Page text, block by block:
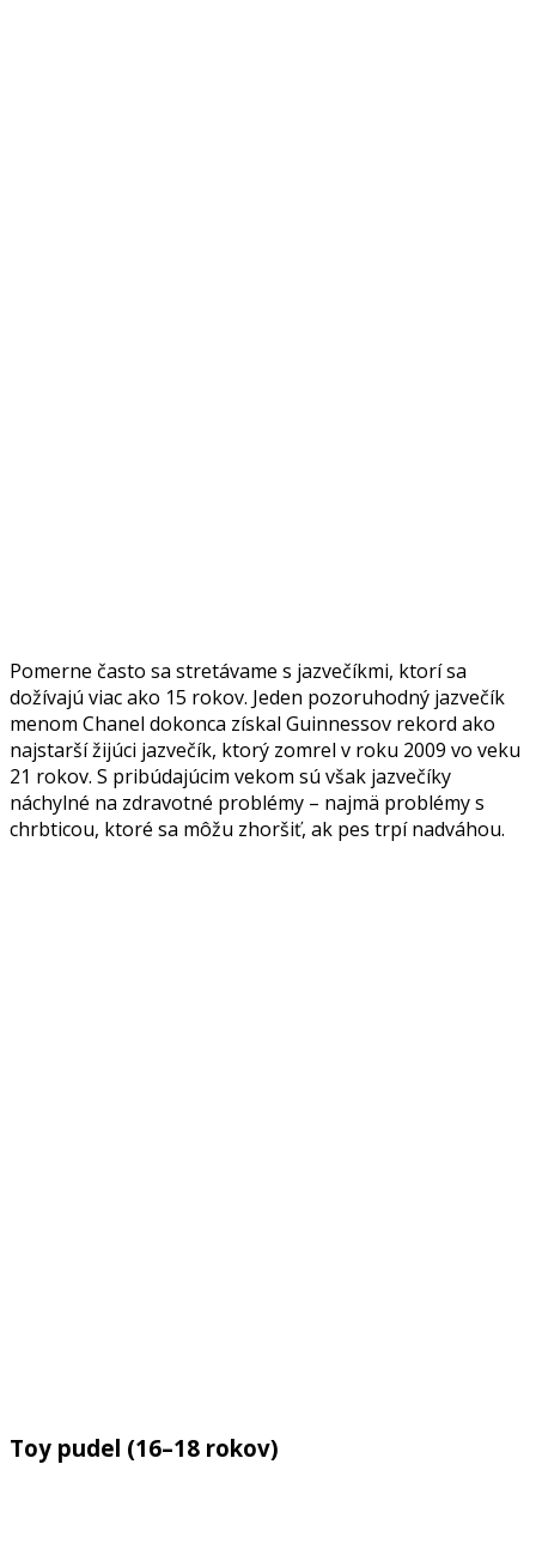
Pomerne často sa stretávame s jazvečíkmi, ktorí sa
dožívajú viac ako 15 rokov. Jeden pozoruhodný jazvečík
menom Chanel dokonca získal Guinnessov rekord ako
najstarší žijúci jazvečík, ktorý zomrel v roku 2009 vo veku
21 rokov. S pribúdajúcim vekom sú však jazvečíky
náchylné na zdravotné problémy – najmä problémy s
chrbticou, ktoré sa môžu zhoršiť, ak pes trpí nadváhou.
Toy pudel (16–18 rokov)